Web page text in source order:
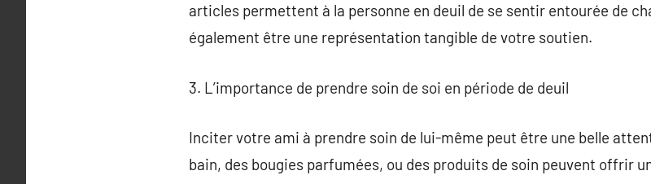
articles permettent à la personne en deuil de se sentir entourée de
également être une représentation tangible de votre soutien.
3. L’importance de prendre soin de soi en période de deuil
Inciter votre ami à prendre soin de lui-même peut être une belle
bain, des bougies parfumées, ou des produits de soin peuvent offrir